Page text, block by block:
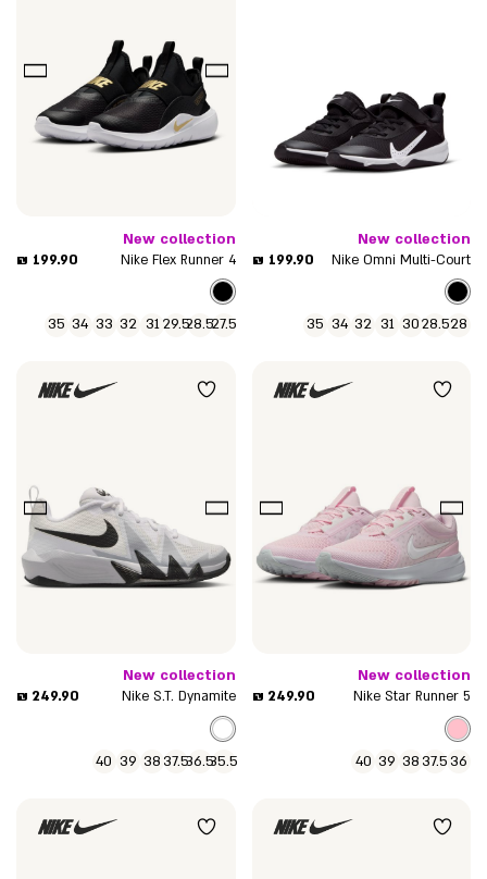
New collection
Nike Omni Multi-Court
מחיר
199.90 ₪
28
28.5
30
31
32
34
35
New collection
Nike Flex Runner 4
מחיר
199.90 ₪
27.5
28.5
29.5
31
32
33
34
35
New collection
Nike Star Runner 5
מחיר
249.90 ₪
36
37.5
38
39
40
New collection
Nike S.T. Dynamite
מחיר
249.90 ₪
35.5
36.5
37.5
38
39
40